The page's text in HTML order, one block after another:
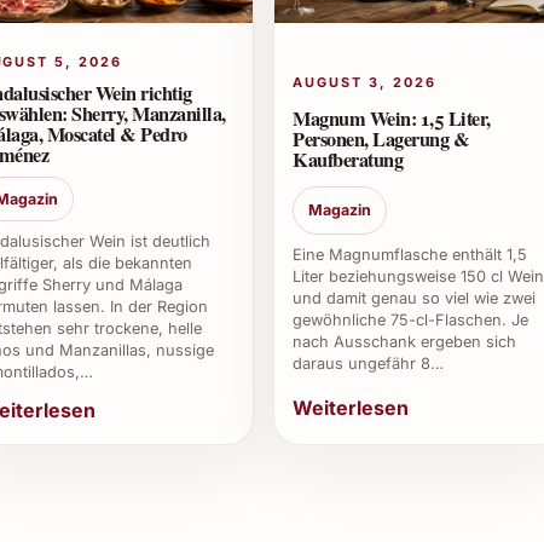
schmeckt am besten leicht gekühlt bei etwa 12‒14 °C.
Dessert oder als besonderer Begleiter zum Kaffee.
Dessertwein?
wie Eis, Schokolade, Obstkuchen, auch gereiften Käse
verwenden?
5, 2026
Wein richtig
Sherry, Manzanilla,
Moscatel & Pedro
Wein ist deutlich
als die bekannten
Sherry und Málaga
lassen. In der Region
sehr trockene, helle
und Manzanillas, nussige
AUGUST 3, 2026
Magnum Wein: 1,5 Liter,
Personen, Lagerung &
Kaufberatung
Magazin
Eine Magnumflasche enthält 1,5
Liter beziehungsweise 150 cl Wein
und damit genau so viel wie zwei
gewöhnliche 75-cl-Flaschen. Je
nach Ausschank ergeben sich
daraus ungefähr 8…
Weiterlesen